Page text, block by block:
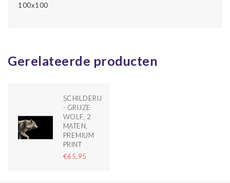
100x100
Gerelateerde producten
SCHILDERIJ
- GRIJZE
WOLF, 2
MATEN,
PREMIUM
PRINT
€65,95